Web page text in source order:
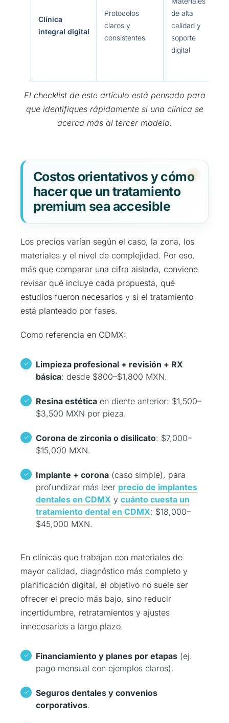
Clínica
integral digital
Protocolos
claros y
consistentes
de alta
calidad y
soporte
digital
El checklist de este artículo está pensado para
que identifiques rápidamente si una clínica se
acerca más al tercer modelo.
Costos orientativos y cómo
hacer que un tratamiento
premium sea accesible
Los precios varían según el caso, la zona, los
materiales y el nivel de complejidad. Por eso,
más que comparar una cifra aislada, conviene
revisar qué incluye cada propuesta, qué
estudios fueron necesarios y si el tratamiento
está planteado por fases.
Como referencia en CDMX:
Limpieza profesional + revisión + RX
básica: desde $800–$1,800 MXN.
Resina estética en diente anterior: $1,500–
$3,500 MXN por pieza.
Corona de zirconia o disilicato: $7,000–
$15,000 MXN.
Implante + corona (caso simple), para
profundizar más leer precio de implantes
dentales en CDMX y cuánto cuesta un
tratamiento dental en CDMX: $18,000–
$45,000 MXN.
En clínicas que trabajan con materiales de
mayor calidad, diagnóstico más completo y
planificación digital, el objetivo no suele ser
ofrecer el precio más bajo, sino reducir
incertidumbre, retratamientos y ajustes
innecesarios a largo plazo.
Financiamiento y planes por etapas (ej.
pago mensual con ejemplos claros).
Seguros dentales y convenios
corporativos.